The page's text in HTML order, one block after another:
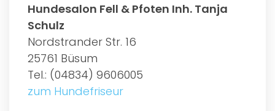
Hundesalon Fell & Pfoten Inh. Tanja
Schulz
Nordstrander Str. 16
25761 Büsum
Tel.: (04834) 9606005
zum Hundefriseur